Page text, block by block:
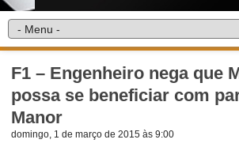
F1 – Engenheiro nega que
possa se beneficiar com
Manor
domingo, 1 de março de 2015 às 9:00